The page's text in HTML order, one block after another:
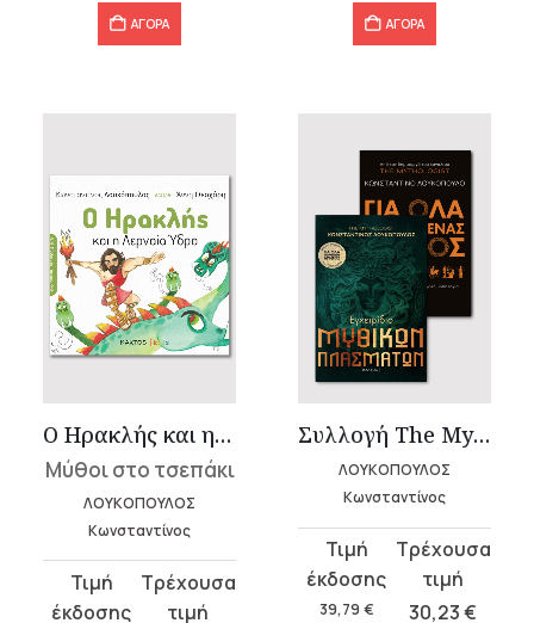
ΑΓΟΡΑ ΑΓΟΡΑ
Ο Ηρακλής και η Λερναία Ύδρα
Μύθοι στο τσεπάκι
ΛΟΥΚΟΠΟΥΛΟΣ
Κωνσταντίνος
Original
price
τρέχουσα
Συλλογή The Mythologist (2 βιβλία)
ΛΟΥΚΟΠΟΥΛΟΣ
Κωνσταντίνος
39,79 €
Original
price
was:
30,23€
τρέχουσα
τιμή